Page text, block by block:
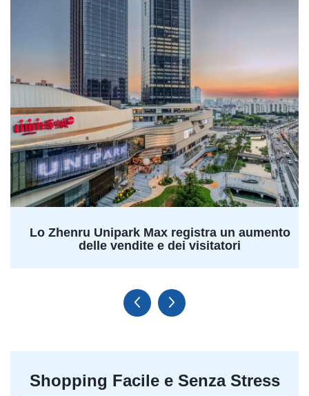
Lo Zhenru Unipark Max registra un aumento
delle vendite e dei visitatori
Shopping Facile e Senza Stress